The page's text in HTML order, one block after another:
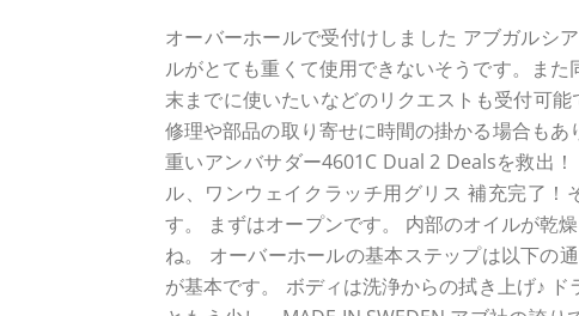
オーバーホールで受付けしました アブガルシ
ルがとても重くて使用できないそうです。ま
末までに使いたいなどのリクエストも受付可
修理や部品の取り寄せに時間の掛かる場合も
重いアンバサダー4601C Dual 2 Dealsを救出
ル、ワンウェイクラッチ用グリス 補充完了！
す。 まずはオープンです。 内部のオイルが乾
ね。 オーバーホールの基本ステップは以下
が基本です。 ボディは洗浄からの拭き上げ♪